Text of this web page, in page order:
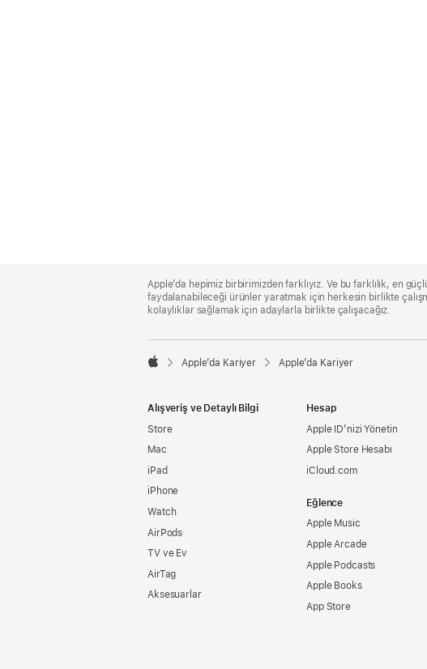
Footer
Apple’da hepimiz birbirimizden farklıyız. Ve bu farklılık, en
faydalanabileceği ürünler yaratmak için herkesin birlikte
kolaylıklar sağlamak için adaylarla birlikte çalışacağız.

Apple’da Kariyer Apple’da Kariyer
Alışveriş ve Detaylı Bilgi
Store
Mac
iPad
iPhone
Watch
AirPods
TV ve Ev
AirTag
Aksesuarlar
Hesap
Apple ID’nizi Yönetin
Apple Store Hesabı
iCloud.com
Eğlence
Apple Music
Apple Arcade
Apple Podcasts
Apple Books
App Store